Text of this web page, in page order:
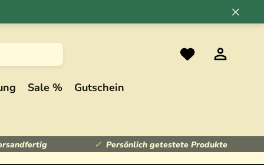
×
Sale % Gutschein
Persönlich getestete Produkte